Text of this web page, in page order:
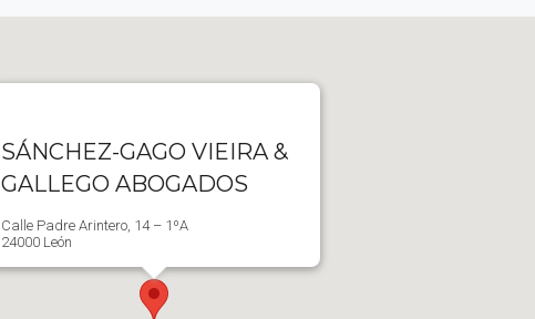
SÁNCHEZ-GAGO VIEIRA &
GALLEGO ABOGADOS
Calle Padre Arintero, 14 – 1ºA
24000 León